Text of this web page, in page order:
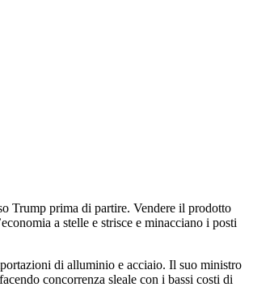
Trump prima di partire. Vendere il prodotto
a stelle e strisce e minacciano i posti
di alluminio e acciaio. Il suo ministro
concorrenza sleale con i bassi costi di